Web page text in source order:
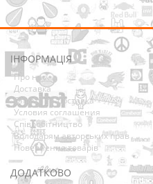
ІНФОРМАЦІЯ
Про нас
Доставка
Оплата та Доставка
Условия соглашения
Співробітництво
Володарям авторських прав
Повернення товарів
ДОДАТКОВО